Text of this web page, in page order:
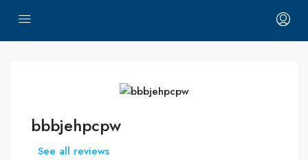
bbbjehpcpw
See all reviews